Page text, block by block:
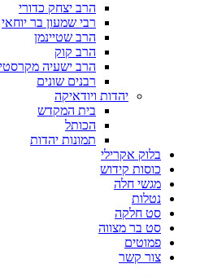
הרב יצחק כדורי
רבי שמעון בר יוחאי
הרב שטיינמן
הרב קוק
הרב ישעיה
רבנים שונים
יהדות ויודאיקה
בית המקדש
הכותל
תמונות יהדות
בלוק אקרילי
כוסות קידוש
מגשי חלה
נטלות
סט חלקה
סט בר מצווה
פמוטים
צור קשר